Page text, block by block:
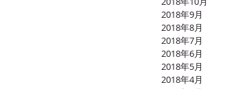
2018年9月
2018年8月
2018年7月
2018年6月
2018年5月
2018年4月